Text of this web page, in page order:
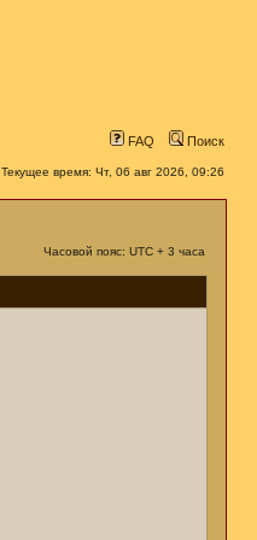
FAQ Поиск
Текущее время: Чт, 06 авг 2026, 09:26
Часовой пояс: UTC + 3 часа